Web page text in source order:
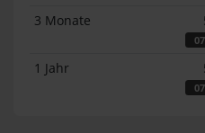
3 Monate
1 Jahr